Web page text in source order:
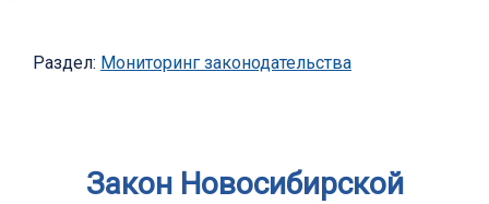
Раздел: Мониторинг законодательства
Закон Новосибирской